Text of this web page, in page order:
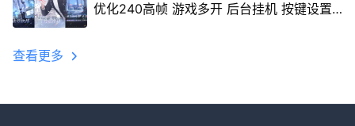
优化240高帧 游戏多开 后台挂机 按键设置
查看更多